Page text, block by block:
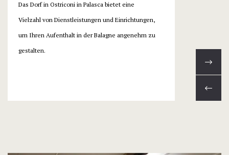
Das Dorf in Ostriconi in Palasca bietet eine
Vielzahl von Dienstleistungen und Einrichtungen,
um Ihren Aufenthalt in der Balagne angenehm zu
gestalten.